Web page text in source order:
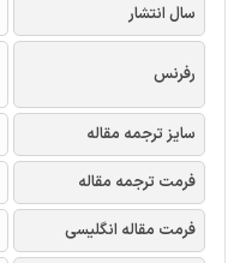
سال انتشار
رفرنس
سایز ترجمه مقاله
فرمت ترجمه مقاله
فرمت مقاله انگلیسی